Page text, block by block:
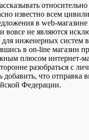
известно всем
в web-магазине
не являются
инженерных
в on-line магазин
плюсом интернет-
разобраться с
что
Федерации.